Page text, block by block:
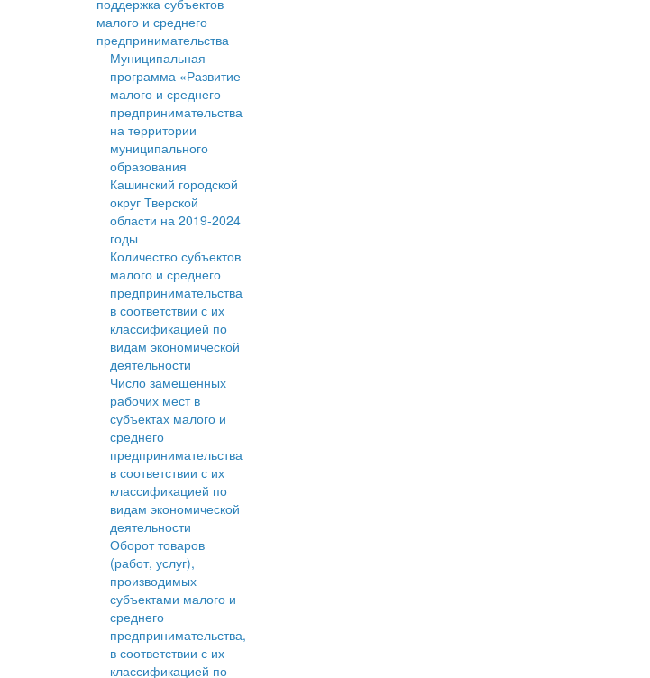
поддержка субъектов
малого и среднего
предпринимательства
Муниципальная
программа «Развитие
малого и среднего
предпринимательства
на территории
муниципального
образования
Кашинский городской
округ Тверской
области на 2019-2024
годы
Количество субъектов
малого и среднего
предпринимательства
в соответствии с их
классификацией по
видам экономической
деятельности
Число замещенных
рабочих мест в
субъектах малого и
среднего
предпринимательства
в соответствии с их
классификацией по
видам экономической
деятельности
Оборот товаров
(работ, услуг),
производимых
субъектами малого и
среднего
предпринимательства,
в соответствии с их
классификацией по